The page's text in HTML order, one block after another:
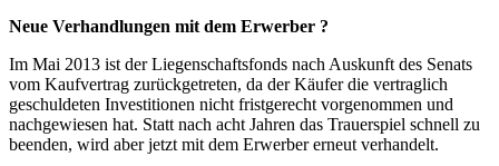
Neue Verhandlungen mit dem Erwerber ?
Im Mai 2013 ist der Liegenschaftsfonds nach Auskunft des Senats
vom Kaufvertrag zurückgetreten, da der Käufer die vertraglich
geschuldeten Investitionen nicht fristgerecht vorgenommen und
nachgewiesen hat. Statt nach acht Jahren das Trauerspiel schnell zu
beenden, wird aber jetzt mit dem Erwerber erneut verhandelt.